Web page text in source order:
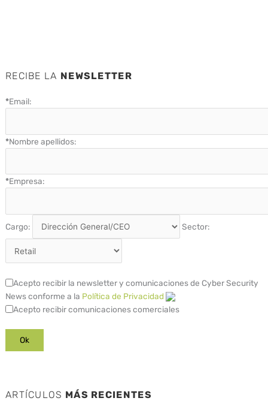
RECIBE LA NEWSLETTER
*Email:
*Nombre apellidos:
*Empresa:
Cargo: Sector:
Acepto recibir la newsletter y comunicaciones de Cyber Security
News conforme a la Política de Privacidad
Acepto recibir comunicaciones comerciales
ARTÍCULOS MÁS RECIENTES